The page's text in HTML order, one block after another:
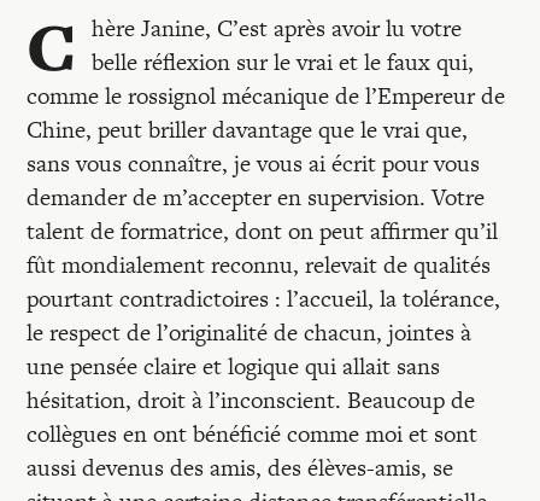
Blocs-notes
Recherches
Entretiens
Revues
Colloque
C hère Janine, C’est après avoir lu votre
belle réflexion sur le vrai et le faux qui,
comme le rossignol mécanique de l’Empereur de
Chine, peut briller davantage que le vrai que,
sans vous connaître, je vous ai écrit pour vous
demander de m’accepter en supervision. Votre
talent de formatrice, dont on peut affirmer qu’il
fût mondialement reconnu, relevait de qualités
pourtant contradictoires : l’accueil, la tolérance,
le respect de l’originalité de chacun, jointes à
une pensée claire et logique qui allait sans
hésitation, droit à l’inconscient. Beaucoup de
collègues en ont bénéficié comme moi et sont
aussi devenus des amis, des élèves-amis, se